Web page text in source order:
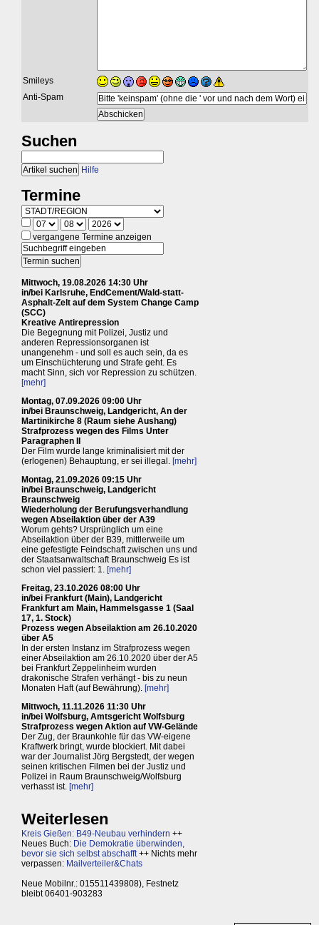
Smileys
Anti-Spam
Suchen
Hilfe
Termine
vergangene Termine anzeigen
Mittwoch, 19.08.2026 14:30 Uhr
in/bei Karlsruhe, EndCement/Wald-statt-
Asphalt-Zelt auf dem System Change Camp
(SCC)
Kreative Antirepression
Die Begegnung mit Polizei, Justiz und
anderen Repressionsorganen ist
unangenehm - und soll es auch sein, da es
um Einschüchterung und Strafe geht. Es
macht Sinn, sich vor Repression zu schützen.
[mehr]
Montag, 07.09.2026 09:00 Uhr
in/bei Braunschweig, Landgericht, An der
Martinikirche 8 (Raum siehe Aushang)
Strafprozess wegen des Films Unter
Paragraphen II
Der Film wurde lange kriminalisiert mit der
(erlogenen) Behauptung, er sei illegal. [mehr]
Montag, 21.09.2026 09:15 Uhr
in/bei Braunschweig, Landgericht
Braunschweig
Wiederholung der Berufungsverhandlung
wegen Abseilaktion über der A39
Worum gehts? Ursprünglich um eine
Abseilaktion über der B39, mittlerweile um
eine gefestigte Feindschaft zwischen uns und
der Staatsanwaltschaft Braunschweig Es ist
schon viel passiert: 1. [mehr]
Freitag, 23.10.2026 08:00 Uhr
in/bei Frankfurt (Main), Landgericht
Frankfurt am Main, Hammelsgasse 1 (Saal
17, 1. Stock)
Prozess wegen Abseilaktion am 26.10.2020
über A5
In der ersten Instanz im Strafprozess wegen
einer Abseilaktion am 26.10.2020 über der A5
bei Frankfurt Zeppelinheim wurden
drakonische Strafen verhängt - bis zu neun
Monaten Haft (auf Bewährung). [mehr]
Mittwoch, 11.11.2026 11:30 Uhr
in/bei Wolfsburg, Amtsgericht Wolfsburg
Strafprozess wegen Aktion auf VW-Gelände
Der Zug, der Braunkohle für das VW-eigene
Kraftwerk bringt, wurde blockiert. Mit dabei
war der Journalist Jörg Bergstedt, der wegen
seinen kritischen Filmen bei der Justiz und
Polizei in Raum Braunschweig/Wolfsburg
verhasst ist. [mehr]
Weiterlesen
Kreis Gießen: B49-Neubau verhindern ++
Neues Buch: Die Demokratie überwinden,
bevor sie sich selbst abschafft++ Nichts mehr
verpassen: Mailverteiler&Chats
Neue Mobilnr.: 015511439808), Festnetz
bleibt 06401-903283